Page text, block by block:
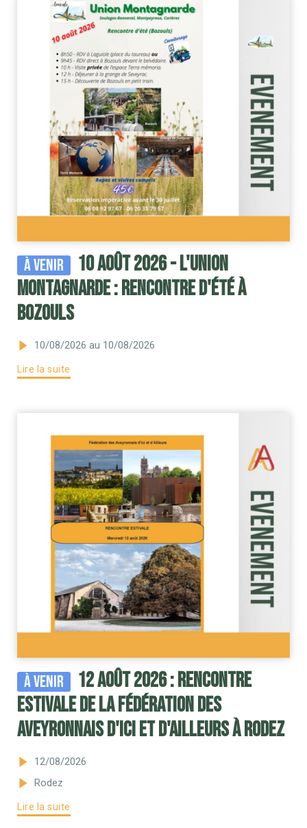
À venir
10 août 2026 - l'Union
Montagnarde : rencontre d'été à
Bozouls
10/08/2026 au 10/08/2026
Lire la suite
À venir
12 août 2026 : Rencontre
estivale de la Fédération des
Aveyronnais d'Ici et d'Ailleurs à Rodez
12/08/2026
Rodez
Lire la suite